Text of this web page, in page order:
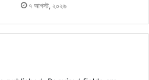
৭ আগস্ট, ২০২৬